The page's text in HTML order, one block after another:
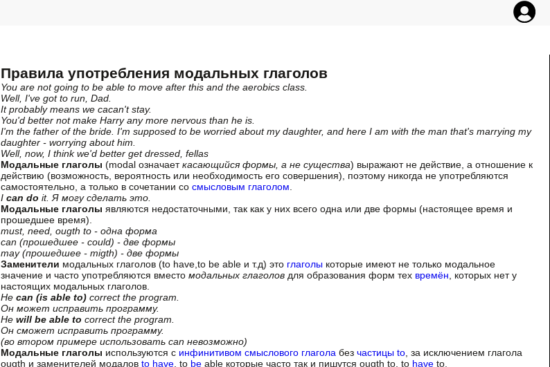
Правила употребления модальных глаголов
You are not going to be able to move after this and the aerobics class.
Well, I've got to run, Dad.
It probably means we cacan't stay.
You'd better not make Harry any more nervous than he is.
I'm the father of the bride. I'm supposed to be worried about my daughter, and here I am with the man that's marrying my
daughter - worrying about him.
Well, now, I think we'd better get dressed, fellas
Модальные глаголы (modal означаеткасающийся формы, а не существа) выражают не действие, а отношение к
действию (возможность, вероятность или необходимость его совершения), поэтому никогда не употребляются
самостоятельно, а только в сочетании со смысловым глаголом
I can do it. Я могу сделать это.
Модальные глаголы являются недостаточными, так как у них всего одна или две формы (настоящее время и
прошедшее время).
must, need, ougth to - одна форма
can (прошедшее - could) - две формы
may (прошедшее - migth) - две формы
Заменители модальных глаголов (to have,to be able и т.д) это глаголы которые имеют не только модальное
значение и часто употребляются вместо модальных глаголов для образования форм тех времён , которых нет у
настоящих модальных глаголов.
He can (is able to) correct the program.
Он может исправить программу.
He will be able to соrrect the program.
Он сможет исправить программу.
(во втором примере использовать can невозможно)
Mодальные глаголы используются с инфинитивом смыслового глагола без частицы to , за исключением глагола
ougth и заменителей модалов to have , to be able которые часто так и пишутся ougth to, to have to.